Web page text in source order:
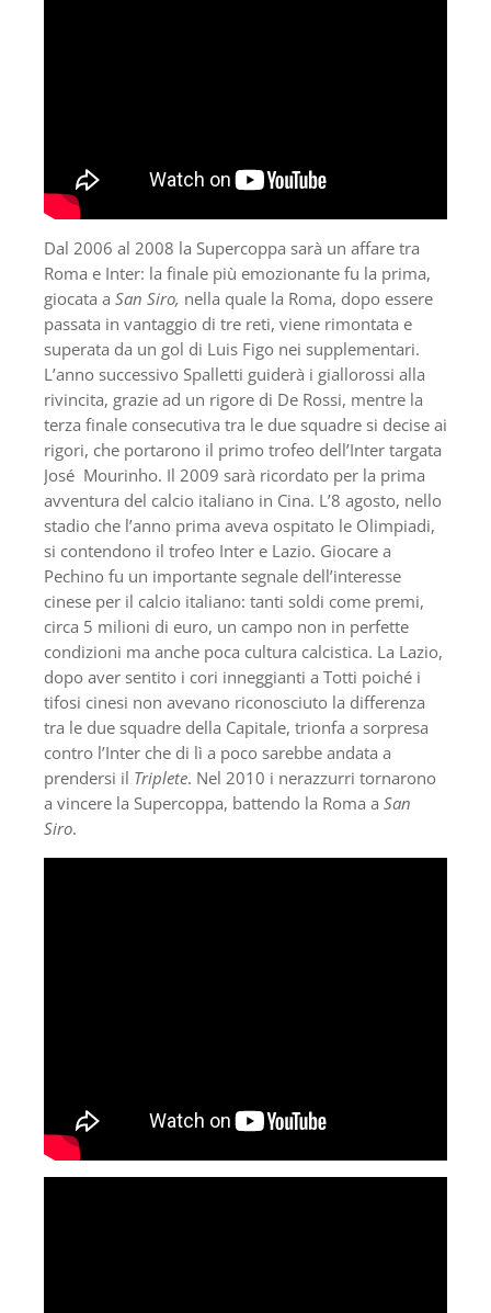
Dal 2006 al 2008 la Supercoppa sarà un affare tra
Roma e Inter: la finale più emozionante fu la prima,
giocata a San Siro, nella quale la Roma, dopo essere
passata in vantaggio di tre reti, viene rimontata e
superata da un gol di Luis Figo nei supplementari.
L’anno successivo Spalletti guiderà i giallorossi alla
rivincita, grazie ad un rigore di De Rossi, mentre la
terza finale consecutiva tra le due squadre si decise ai
rigori, che portarono il primo trofeo dell’Inter targata
José Mourinho. Il 2009 sarà ricordato per la prima
avventura del calcio italiano in Cina. L’8 agosto, nello
stadio che l’anno prima aveva ospitato le Olimpiadi,
si contendono il trofeo Inter e Lazio. Giocare a
Pechino fu un importante segnale dell’interesse
cinese per il calcio italiano: tanti soldi come premi,
circa 5 milioni di euro, un campo non in perfette
condizioni ma anche poca cultura calcistica. La Lazio,
dopo aver sentito i cori inneggianti a Totti poiché i
tifosi cinesi non avevano riconosciuto la differenza
tra le due squadre della Capitale, trionfa a sorpresa
contro l’Inter che di lì a poco sarebbe andata a
prendersi il Triplete. Nel 2010 i nerazzurri tornarono
a vincere la Supercoppa, battendo la Roma a San
Siro.